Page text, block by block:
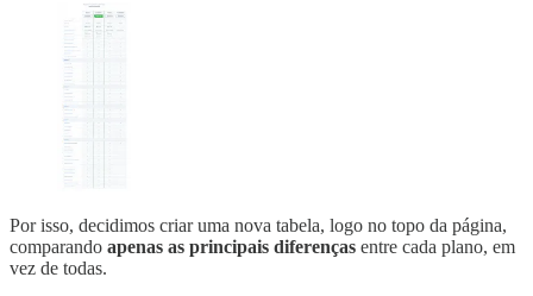
Por isso, decidimos criar uma nova tabela, logo no topo da página,
comparando apenas as principais diferenças entre cada plano, em
vez de todas.